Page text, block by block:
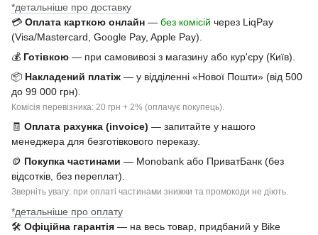
*детальніше про доставку
💳 Оплата карткою онлайн — без комісій через LiqPay
(Visa/Mastercard, Google Pay, Apple Pay).
💰 Готівкою — при самовивозі з магазину або кур'єру (Київ).
📦 Накладений платіж — у відділенні «Нової Пошти» (від 500
до 99 000 грн).
Комісія перевізника: 20 грн + 2% (оплачує покупець).
🧾 Оплата рахунка (invoice) — запитайте у нашого
менеджера для безготівкового переказу.
🪙 Покупка частинами — Monobank або ПриватБанк (без
відсотків, без переплат).
Зверніть увагу: при оплаті частинами знижки та промокоди не діють.
*детальніше про оплату
🛠 Офіційна гарантія — на весь товар, придбаний у Bike